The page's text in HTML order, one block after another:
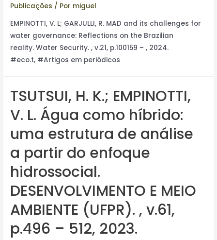
Publicações / Por miguel
EMPINOTTI, V. L; GARJULLI, R. MAD and its challenges for
water governance: Reflections on the Brazilian
reality. Water Security. , v.21, p.100159 – , 2024.
#eco.t, #Artigos em periódicos
TSUTSUI, H. K.; EMPINOTTI,
V. L. Água como híbrido:
uma estrutura de análise
a partir do enfoque
hidrossocial.
DESENVOLVIMENTO E MEIO
AMBIENTE (UFPR). , v.61,
p.496 – 512, 2023.